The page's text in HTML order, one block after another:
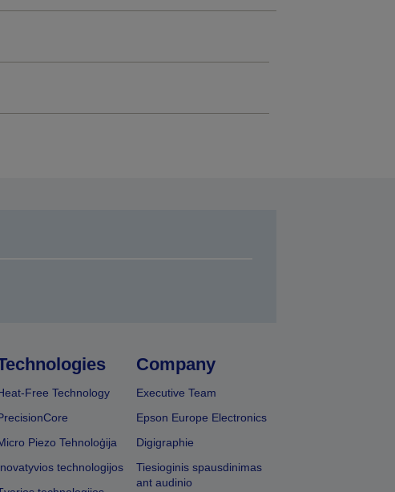
Free Technology
Piezo Tehnoloģija
technologijos
Company
Executive Team
Epson Europe Electronics
Digigraphie
Tiesioginis spausdinimas
ant audinio